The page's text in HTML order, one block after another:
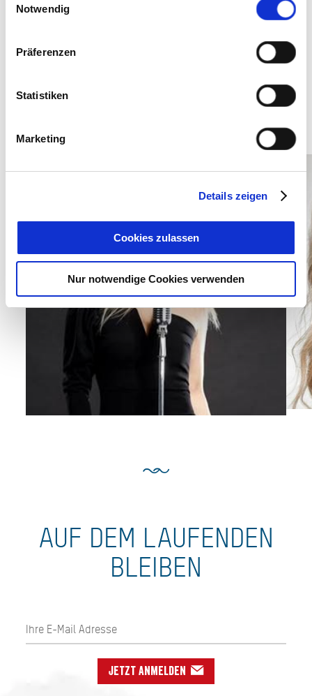
Cookies, wenn Sie unsere Webseite weiterhin nutzen.
Notwendig
Präferenzen
Statistiken
Marketing
Details zeigen
Cookies zulassen
Nur notwendige Cookies verwenden
AUF DEM LAUFENDEN
BLEIBEN
Jetzt anmelden